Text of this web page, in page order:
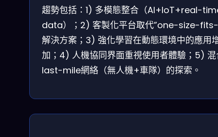
趨勢包括：1) 多模態整合（AI+IoT+real-
data）；2) 客製化平台取代”one-size-
解決方案；3) 強化學習在動態環境中的應用
加；4) 人機協同界面重視使用者體驗；5)
last-mile網絡（無人機+車隊）的探索。